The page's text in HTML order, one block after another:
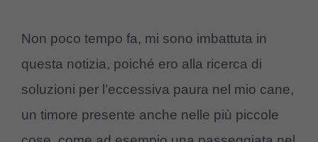
Non poco tempo fa, mi sono imbattuta in
questa notizia, poiché ero alla ricerca di
soluzioni per l’eccessiva paura nel mio cane,
un timore presente anche nelle più piccole